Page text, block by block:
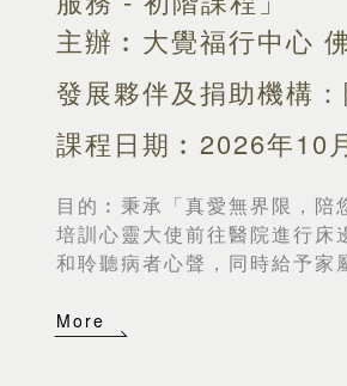
主辦︰大覺福行中心
發展夥伴及捐助機構
課程日期︰2026年10
目的︰ 秉承「真愛無界限，陪
培訓心靈大使前往醫院進行床
和聆聽病者心聲，同時給予家
More